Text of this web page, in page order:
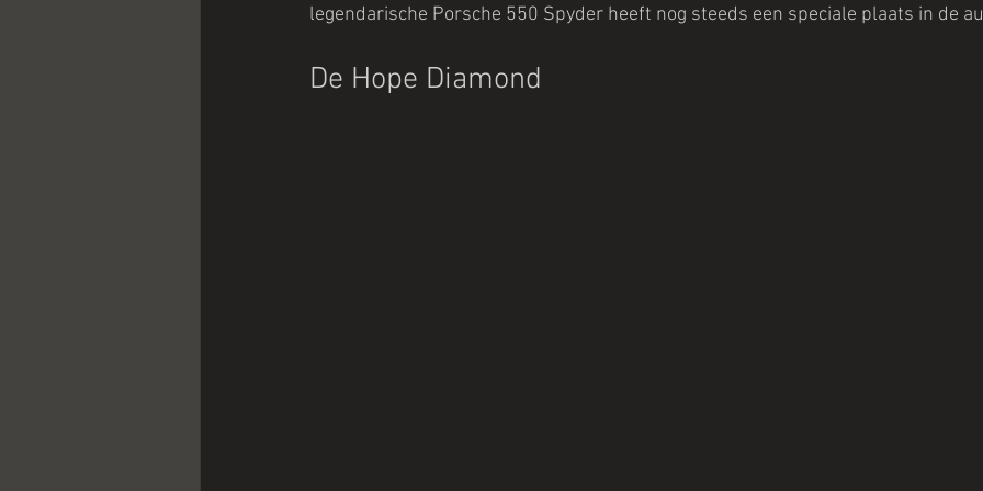
legendarische Porsche 550 Spyder heeft nog steeds een speciale plaats in de
De Hope Diamond